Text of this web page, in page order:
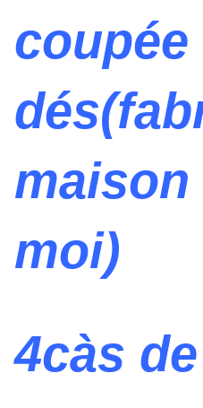
coupée
moi)
4càs